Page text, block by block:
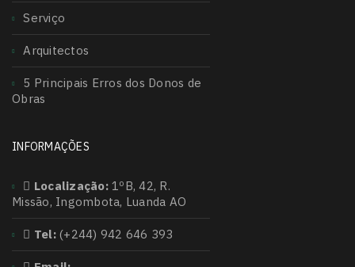
Serviço
Arquitectos
5 Principais Erros dos Donos de
Obras
INFORMAÇÕES
Localização: 1ºB, 42, R.
Missão, Ingombota, Luanda AO
Tel:(+244) 942 646 393